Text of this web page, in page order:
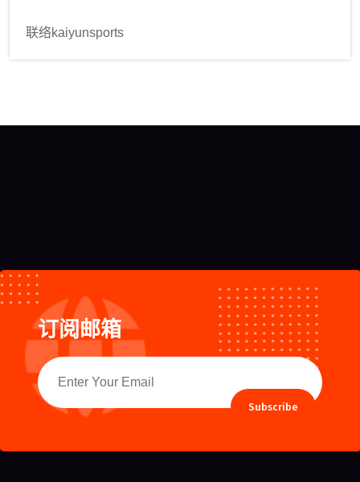
联络kaiyunsports
订阅邮箱
Subscribe